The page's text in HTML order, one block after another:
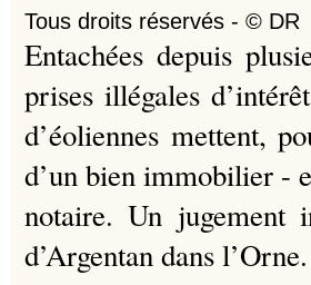
Tous droits réservés - © DR
Entachées depuis
prises illégales
d’éoliennes mettent,
d’un bien immobilier -
notaire. Un jugement
d’Argentan dans l’Orne.